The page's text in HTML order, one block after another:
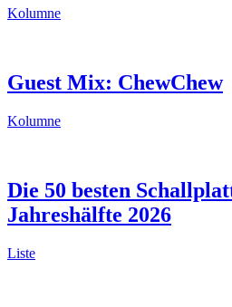
Kolumne
Guest Mix: ChewChew
Kolumne
Die 50 besten
Jahreshälfte 2026
Liste